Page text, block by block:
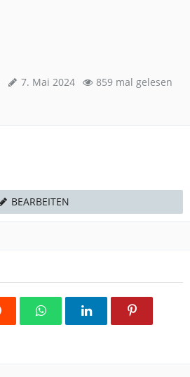
7. Mai 2024 859 mal gelesen
BEARBEITEN